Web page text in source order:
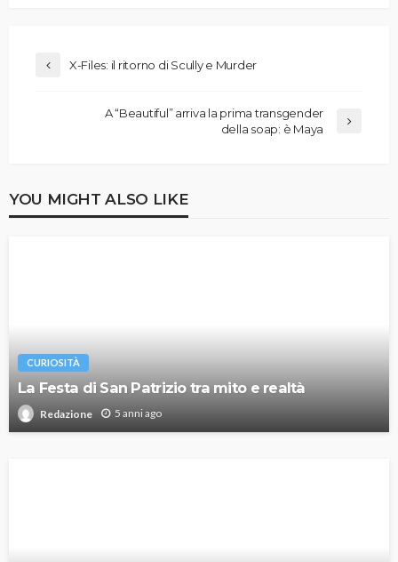
X-Files: il ritorno di Scully e Murder
A “Beautiful” arriva la prima transgender
della soap: è Maya
YOU MIGHT ALSO LIKE
CURIOSITÀ
La Festa di San Patrizio tra mito e realtà
Redazione 5 anni ago